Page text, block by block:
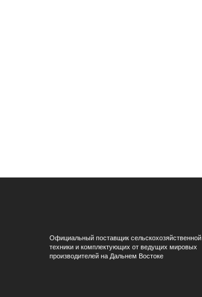
Официальный поставщик сельскохозяйственной
техники и комплектующих от ведущих мировых
производителей на Дальнем Востоке